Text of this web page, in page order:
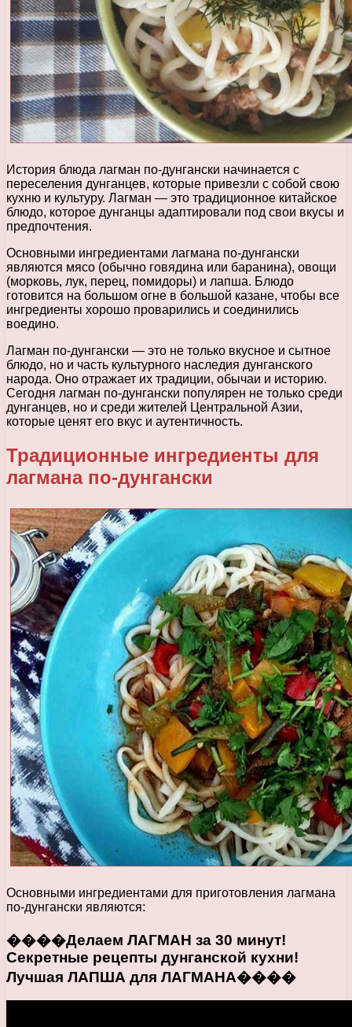
История блюда лагман по-дунгански начинается с
переселения дунганцев, которые привезли с собой свою
кухню и культуру. Лагман — это традиционное китайское
блюдо, которое дунганцы адаптировали под свои вкусы и
предпочтения.
Основными ингредиентами лагмана по-дунгански
являются мясо (обычно говядина или баранина), овощи
(морковь, лук, перец, помидоры) и лапша. Блюдо
готовится на большом огне в большой казане, чтобы все
ингредиенты хорошо проварились и соединились
воедино.
Лагман по-дунгански — это не только вкусное и сытное
блюдо, но и часть культурного наследия дунганского
народа. Оно отражает их традиции, обычаи и историю.
Сегодня лагман по-дунгански популярен не только среди
дунганцев, но и среди жителей Центральной Азии,
которые ценят его вкус и аутентичность.
Традиционные ингредиенты для
лагмана по-дунгански
Основными ингредиентами для приготовления лагмана
по-дунгански являются:
����Делаем ЛАГМАН за 30 минут!
Секретные рецепты дунганской кухни!
Лучшая ЛАПША для ЛАГМАНА����